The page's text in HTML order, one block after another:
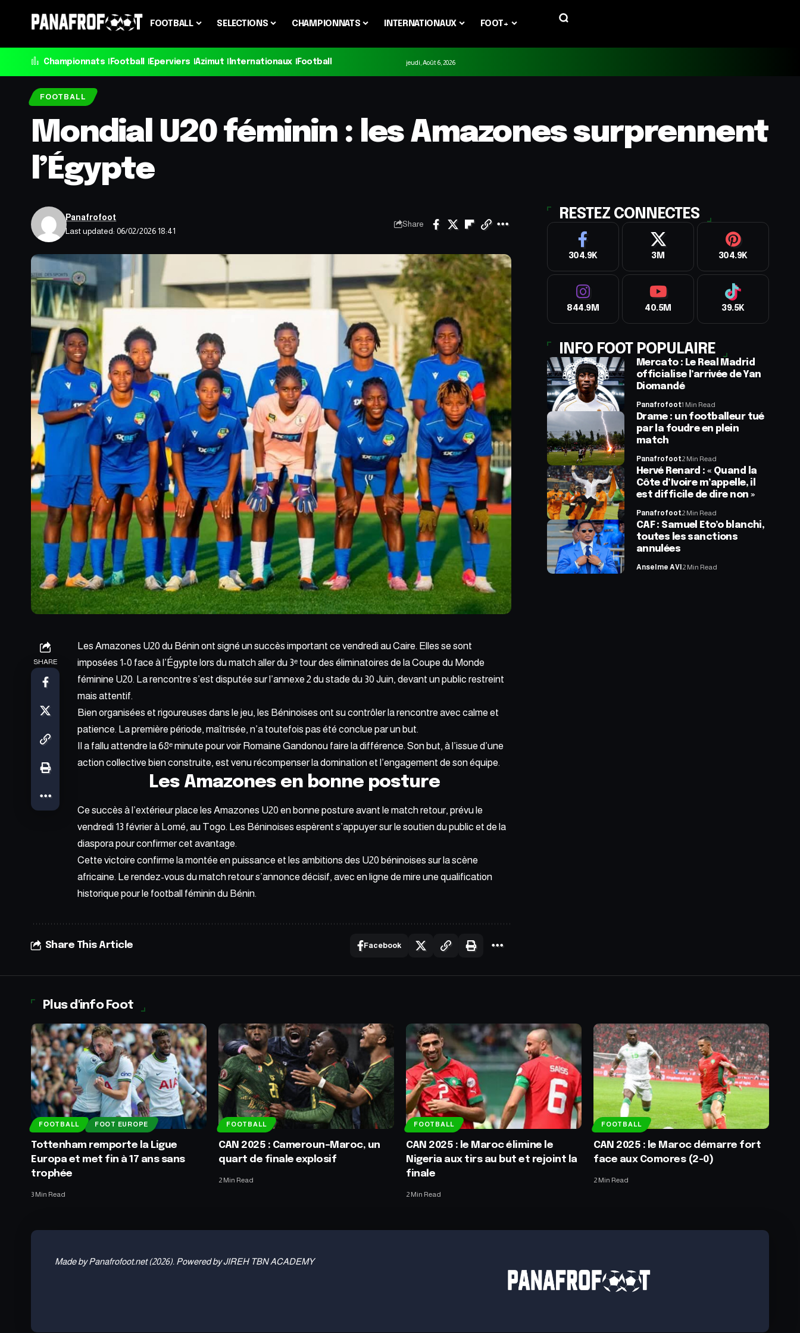
FOOTBALL SELECTIONS CHAMPIONNATS INTERNATIONAUX FOOT+
Championnats Football Eperviers Azimut Internationaux Football jeudi, Août 6, 2026
FOOTBALL
Mondial U20 féminin : les Amazones surprennent
l’Égypte
Last updated: 06/02/2026 18:41
Panafrofoot
Share
SHARE
Les Amazones U20 du Bénin ont signé un succès important ce vendredi au Caire. Elles se sont
imposées 1-0 face à l’Égypte lors du match aller du 3ᵉ tour des éliminatoires de la Coupe du Monde
féminine U20. La rencontre s’est disputée sur l’annexe 2 du stade du 30 Juin, devant un public restreint
mais attentif.
Bien organisées et rigoureuses dans le jeu, les Béninoises ont su contrôler la rencontre avec calme et
patience. La première période, maîtrisée, n’a toutefois pas été conclue par un but.
Il a fallu attendre la 68ᵉ minute pour voir Romaine Gandonou faire la différence. Son but, à l’issue d’une
action collective bien construite, est venu récompenser la domination et l’engagement de son équipe.
Les Amazones en bonne posture
Ce succès à l’extérieur place les Amazones U20 en bonne posture avant le matchretour, prévu le
vendredi 13 février à Lomé, au Togo. Les Béninoises espèrent s’appuyer sur le soutien du public et de la
diaspora pour confirmer cet avantage.
Cette victoire confirme la montée en puissance et les ambitions des U20 béninoises sur la scène
africaine. Le rendez-vous du match retour s’annonce décisif, avec en ligne de mire une qualification
historique pour le football féminin du Bénin.
Share This Article Facebook
RESTEZ CONNECTES
304.9K 3M 304.9K
844.9M 40.5M 39.5K
INFO FOOT POPULAIRE
Mercato : Le Real Madrid
officialise l’arrivée de Yan
Diomandé
Panafrofoot1 Min Read
Drame : un footballeur tué
par la foudre en plein
match
Panafrofoot2 Min Read
Hervé Renard : « Quand la
Côte d’Ivoire m’appelle, il
est difficile de dire non »
Panafrofoot2 Min Read
CAF : Samuel Eto’o blanchi,
toutes les sanctions
annulées
Anselme AVI 2 Min Read
Plus d'info Foot
FOOTBALL FOOT EUROPE
Tottenham remporte la Ligue
Europa et met fin à 17 ans sans
trophée
3 Min Read
FOOTBALL
CAN 2025 : Cameroun–Maroc, un
quart de finale explosif
2 Min Read
FOOTBALL
CAN 2025 : le Maroc élimine le
Nigeria aux tirs au but et rejoint la
finale
2 Min Read
FOOTBALL
CAN 2025 : le Maroc démarre fort
face aux Comores (2-0)
2 Min Read
Made by Panafrofoot.net (2026). Powered by JIREH TBN ACADEMY